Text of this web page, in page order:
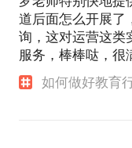
道后面怎么开展了
询，这对运营这类
服务，棒棒哒，很
如何做好教育